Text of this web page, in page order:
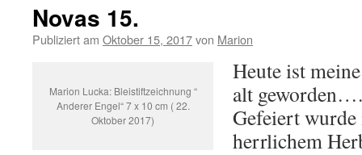
Novas 15.
Publiziert am Oktober 15, 2017von Marion
Marion Lucka: Bleistiftzeichnung “
Anderer Engel“ 7 x 10 cm ( 22.
Oktober 2017)
Heute ist
alt
Gefeiert
herrlichem